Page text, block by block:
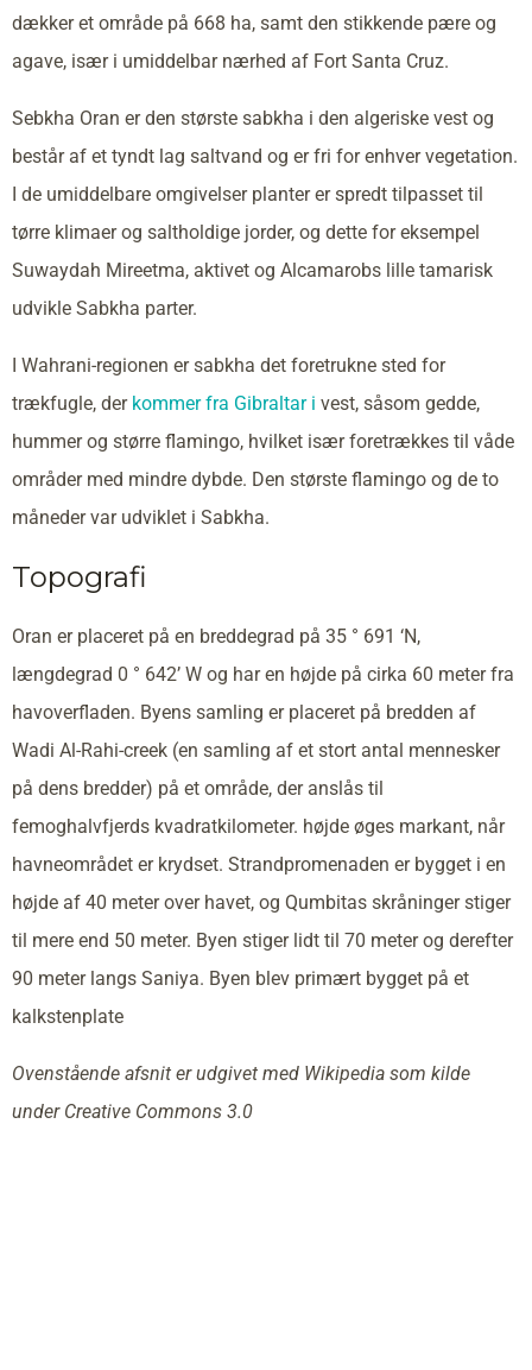
dækker et område på 668 ha, samt den stikkende pære og
agave, især i umiddelbar nærhed af Fort Santa Cruz.
Sebkha Oran er den største sabkha i den algeriske vest og
består af et tyndt lag saltvand og er fri for enhver vegetation.
I de umiddelbare omgivelser planter er spredt tilpasset til
tørre klimaer og saltholdige jorder, og dette for eksempel
Suwaydah Mireetma, aktivet og Alcamarobs lille tamarisk
udvikle Sabkha parter.
I Wahrani-regionen er sabkha det foretrukne sted for
trækfugle, der kommer fra Gibraltar i vest, såsom gedde,
hummer og større flamingo, hvilket især foretrækkes til våde
områder med mindre dybde. Den største flamingo og de to
måneder var udviklet i Sabkha.
Topografi
Oran er placeret på en breddegrad på 35 ° 691 ‘N,
længdegrad 0 ° 642’ W og har en højde på cirka 60 meter fra
havoverfladen. Byens samling er placeret på bredden af
Wadi Al-Rahi-creek (en samling af et stort antal mennesker
på dens bredder) på et område, der anslås til
femoghalvfjerds kvadratkilometer. højde øges markant, når
havneområdet er krydset. Strandpromenaden er bygget i en
højde af 40 meter over havet, og Qumbitas skråninger stiger
til mere end 50 meter. Byen stiger lidt til 70 meter og derefter
90 meter langs Saniya. Byen blev primært bygget på et
kalkstenplate
Ovenstående afsnit er udgivet med Wikipedia som kilde
under Creative Commons 3.0